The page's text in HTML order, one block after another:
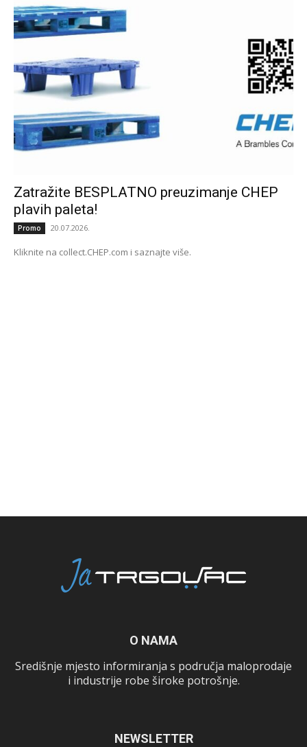
Zatražite BESPLATNO preuzimanje CHEP
plavih paleta!
Promo 20.07.2026.
Kliknite na collect.CHEP.com i saznajte više.
O NAMA
Središnje mjesto informiranja s područja maloprodaje
i industrije robe široke potrošnje.
NEWSLETTER